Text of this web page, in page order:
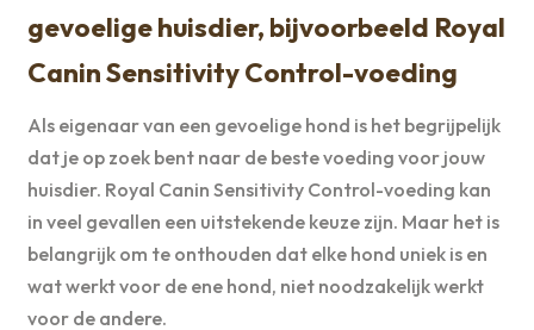
gevoelige huisdier, bijvoorbeeld Royal
Canin Sensitivity Control-voeding
Als eigenaar van een gevoelige hond is het begrijpelijk
dat je op zoek bent naar de beste voeding voor jouw
huisdier. Royal Canin Sensitivity Control-voeding kan
in veel gevallen een uitstekende keuze zijn. Maar het is
belangrijk om te onthouden dat elke hond uniek is en
wat werkt voor de ene hond, niet noodzakelijk werkt
voor de andere.